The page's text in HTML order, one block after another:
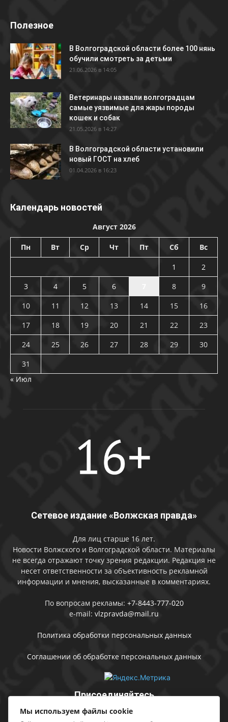
Полезное
В Волгоградской области более 100 нянь
обучили смотреть за детьми
21.06.2026 в 14:05
Ветеринары назвали волгоградцам
самые уязвимые для жары породы
кошек и собак
21.05.2026 в 14:27
В Волгоградской области установили
новый ГОСТ на хлеб
01.04.2026 в 16:23
Календарь новостей
Август 2026
Пн Вт Ср Чт Пт Сб Вс
1
2
3
4 5 6 8
9
10
11 12 13 14 15
16
17
18 19 20 21 22
23
24
25 26 27 28 29
30
31
« Июл
Сетевое издание «Волжская правда»
Для лиц старше 16 лет.
Новости Волжского и Волгоградской области. Материалы
не всегда отражают точку зрения редакции. Редакция не
несет ответственности за объективность рекламной
информации и мнения, высказанные в комментариях.
По вопросам рекламы: +7-8443-777-020
e-mail: vlzpravda@mail.ru
Политика обработки персональных данных
Соглашении об обработке персональных данных
Присоединяйтесь
Мы используем файлы cookie